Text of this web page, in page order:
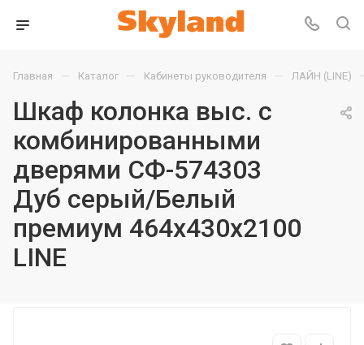
Главная — Каталог — Кабинеты руководителя — ЛАЙН (LINE)
Шкаф колонка выс. с
комбинированными
дверями СФ-574303
Дуб серый/Белый
премиум 464х430х2100
LINE